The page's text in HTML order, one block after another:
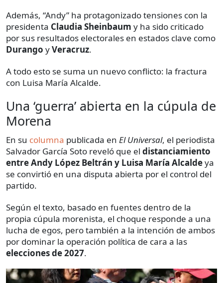
Además, “Andy” ha protagonizado tensiones con la
presidenta Claudia Sheinbaum y ha sido criticado
por sus resultados electorales en estados clave como
Durango yVeracruz.
A todo esto se suma un nuevo conflicto: la fractura
con Luisa María Alcalde.
Una ‘guerra’ abierta en la cúpula de
Morena
En su columna publicada en El Universal, el periodista
Salvador García Soto reveló que el distanciamiento
entre Andy López Beltrán y Luisa María Alcaldeya
se convirtió en una disputa abierta por el control del
partido.
Según el texto, basado en fuentes dentro de la
propia cúpula morenista, el choque responde a una
lucha de egos, pero también a la intención de ambos
por dominar la operación política de cara a las
elecciones de 2027.